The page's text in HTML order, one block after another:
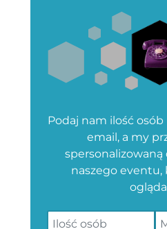
Podaj nam ilość
email, a my
naszego eventu,